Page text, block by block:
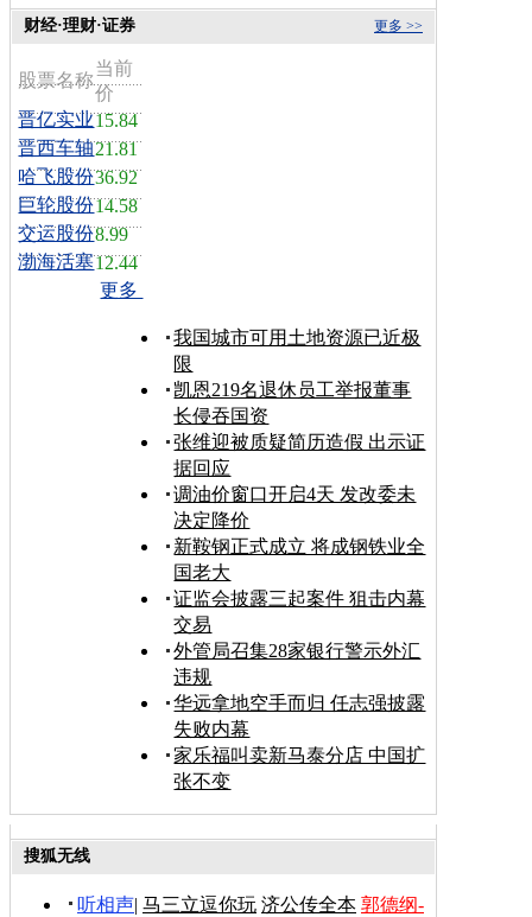
更多 >>
财经·理财·证券
股票名称
当前
价
晋亿实业15.84
晋西车轴21.81
哈飞股份36.92
巨轮股份14.58
交运股份8.99
渤海活塞12.44
更多
我国城市可用土地资源已近极
限
凯恩219名退休员工举报董事
长侵吞国资
张维迎被质疑简历造假 出示证
据回应
调油价窗口开启4天 发改委未
决定降价
新鞍钢正式成立 将成钢铁业全
国老大
证监会披露三起案件 狙击内幕
交易
外管局召集28家银行警示外汇
违规
华远拿地空手而归 任志强披露
失败内幕
家乐福叫卖新马泰分店 中国扩
张不变
搜狐无线
听相声| 马三立逗你玩 济公传全本 郭德纲-